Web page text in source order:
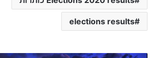
elections results